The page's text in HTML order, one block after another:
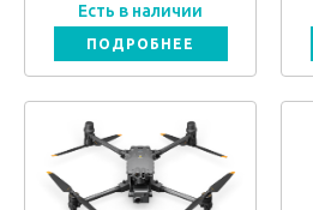
Есть в наличии
ПОДРОБНЕЕ